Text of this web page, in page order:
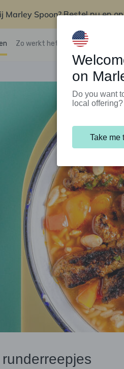
Marley Spoon?Bestel nu en
Zo werkt het Klantenservice
on
Do you want
local offering?
Take me